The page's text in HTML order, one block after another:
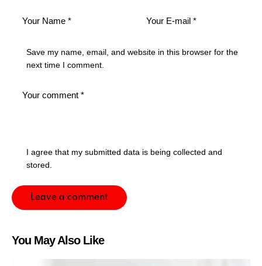
Save my name, email, and website in this browser for the
next time I comment.
I agree that my submitted data is being collected and
stored.
You May Also Like